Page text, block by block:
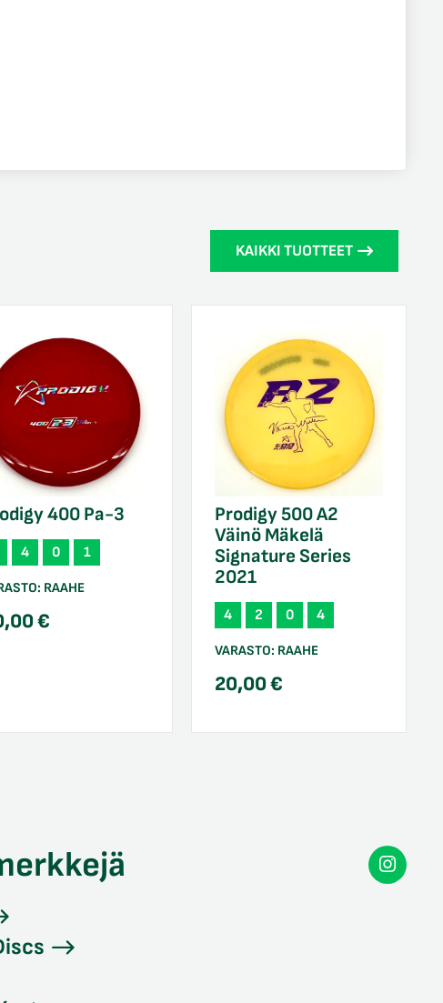
KAIKKI TUOTTEET
400 Pa-3
4 0 1
RAAHE
€
Prodigy 500 A2
Väinö Mäkelä
Signature Series
2021
4 2 0 4
VARASTO: RAAHE
20,00€